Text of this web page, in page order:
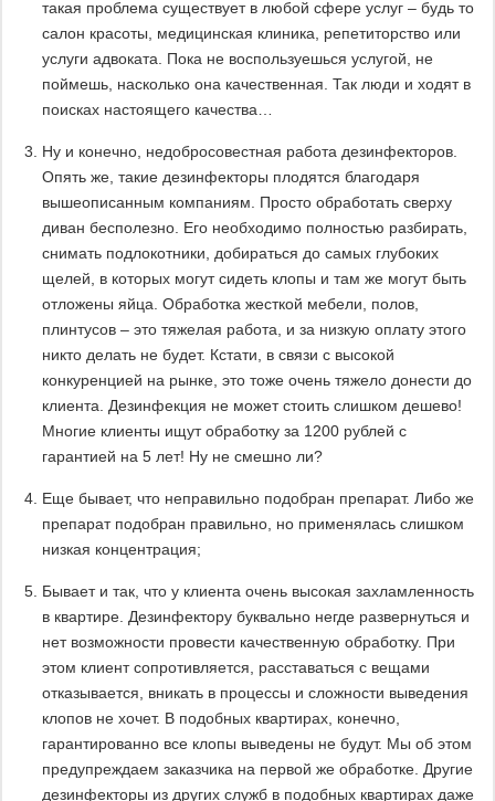
такая проблема существует в любой сфере услуг – будь то
салон красоты, медицинская клиника, репетиторство или
услуги адвоката. Пока не воспользуешься услугой, не
поймешь, насколько она качественная. Так люди и ходят в
поисках настоящего качества…
Ну и конечно, недобросовестная работа дезинфекторов.
Опять же, такие дезинфекторы плодятся благодаря
вышеописанным компаниям. Просто обработать сверху
диван бесполезно. Его необходимо полностью разбирать,
снимать подлокотники, добираться до самых глубоких
щелей, в которых могут сидеть клопы и там же могут быть
отложены яйца. Обработка жесткой мебели, полов,
плинтусов – это тяжелая работа, и за низкую оплату этого
никто делать не будет. Кстати, в связи с высокой
конкуренцией на рынке, это тоже очень тяжело донести до
клиента. Дезинфекция не может стоить слишком дешево!
Многие клиенты ищут обработку за 1200 рублей с
гарантией на 5 лет! Ну не смешно ли?
Еще бывает, что неправильно подобран препарат. Либо же
препарат подобран правильно, но применялась слишком
низкая концентрация;
Бывает и так, что у клиента очень высокая захламленность
в квартире. Дезинфектору буквально негде развернуться и
нет возможности провести качественную обработку. При
этом клиент сопротивляется, расставаться с вещами
отказывается, вникать в процессы и сложности выведения
клопов не хочет. В подобных квартирах, конечно,
гарантированно все клопы выведены не будут. Мы об этом
предупреждаем заказчика на первой же обработке. Другие
дезинфекторы из других служб в подобных квартирах даже